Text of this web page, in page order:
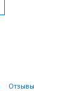
Отзывы